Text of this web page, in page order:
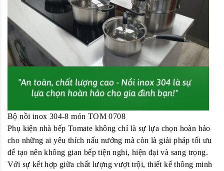
Bộ nồi inox 304-8 món TOM 0708
Phụ kiện nhà bếp Tomate không chỉ là sự lựa chọn hoàn hảo
cho những ai yêu thích nấu nướng mà còn là giải pháp tối ưu
để tạo nên không gian bếp tiện nghi, hiện đại và sang trọng.
Với sự kết hợp giữa chất lượng vượt trội, thiết kế thông minh